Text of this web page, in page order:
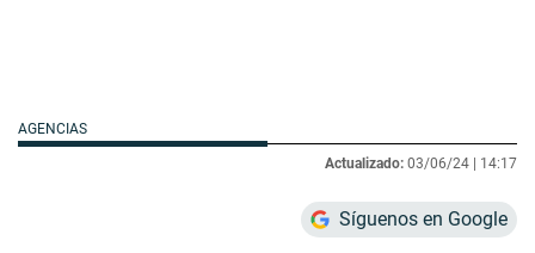
AGENCIAS
Actualizado: 03/06/24 | 14:17
Síguenos en Google